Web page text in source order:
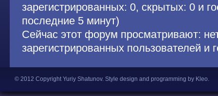
зарегистрированных: 0, скрытых: 0 и
последние 5 минут)
Сейчас этот форум просматривают:
зарегистрированных пользователей и
© 2012 Copyright Yuriy Shatunov. Style design and programming by Kleo.